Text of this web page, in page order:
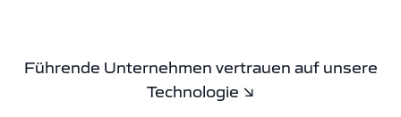
Führende Unternehmen vertrauen auf unsere
Technologie ↘